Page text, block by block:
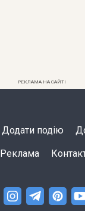
РЕКЛАМА НА САЙТІ
Додати подію
Реклама